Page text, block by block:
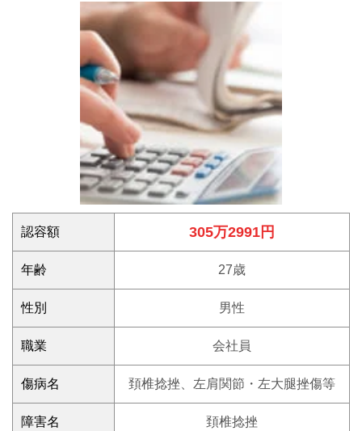
認容額 305万2991円
年齢 27歳
性別 男性
職業 会社員
傷病名 頚椎捻挫、左肩関節・左大腿挫傷等
障害名 頚椎捻挫